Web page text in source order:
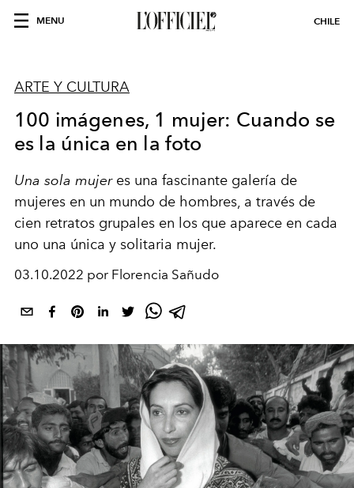
MENU CHILE
ARTE Y CULTURA
100 imágenes, 1 mujer: Cuando se
es la única en la foto
Una sola mujeres una fascinante galería de
mujeres en un mundo de hombres, a través de
cien retratos grupales en los que aparece en cada
uno una única y solitaria mujer.
03.10.2022 por Florencia Sañudo